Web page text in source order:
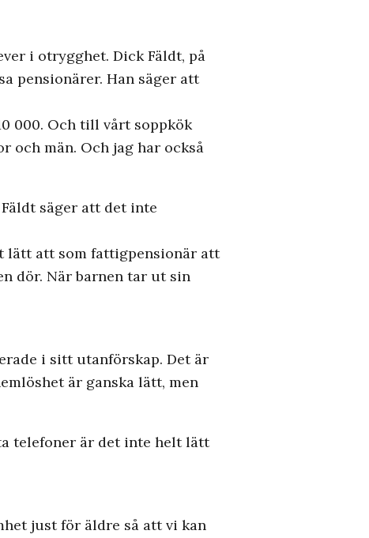
i otrygghet. Dick Fäldt, på
pensionärer. Han säger att
000. Och till vårt soppkök
och män. Och jag har också
säger att det inte
lätt att som fattigpensionär att
dör. När barnen tar ut sin
i sitt utanförskap. Det är
är ganska lätt, men
telefoner är det inte helt lätt
just för äldre så att vi kan